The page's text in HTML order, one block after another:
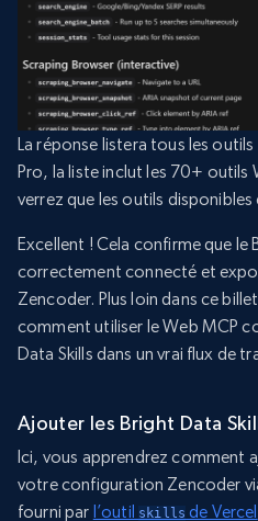
La réponse listera tous les
Pro, la liste inclut les 70+ outils
verrez que les outils
Excellent ! Cela confirme que
correctement connecté et
Zencoder. Plus loin dans ce
comment utiliser le Web MCP
Data Skills dans un vrai flux de
Ajouter les Bright Data
Ici, vous apprendrez comment
votre configuration Zencoder
fourni par l’outil skills de Vercel